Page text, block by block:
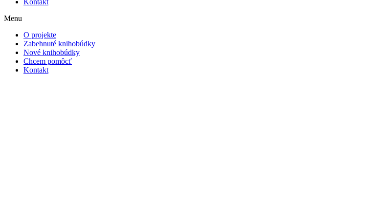
Kontakt
Menu
O projekte
Zabehnuté knihobúdky
Nové knihobúdky
Chcem pomôcť
Kontakt